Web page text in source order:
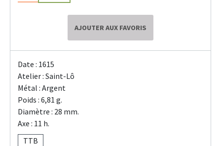
AJOUTER AUX FAVORIS
Date : 1615
Atelier : Saint-Lô
Métal : Argent
Poids : 6,81 g.
Diamètre : 28 mm.
Axe : 11 h.
TTB